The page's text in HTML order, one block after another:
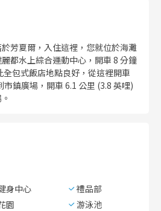
芳夏爾，入住這裡，您就位於海灘
都水上綜合運動中心，開車 8 分鐘
包式飯店地點良好，從這裡開車
市鎮廣場，開車 6.1 公里 (3.8 英哩)
身中心
禮品部
園
游泳池